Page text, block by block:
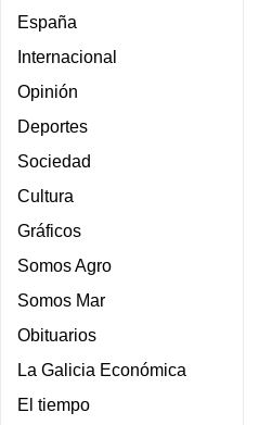
España
Internacional
Opinión
Deportes
Sociedad
Cultura
Gráficos
Somos Agro
Somos Mar
Obituarios
La Galicia Económica
El tiempo